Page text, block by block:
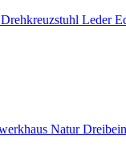
Drehkreuzstuhl Leder
Natur